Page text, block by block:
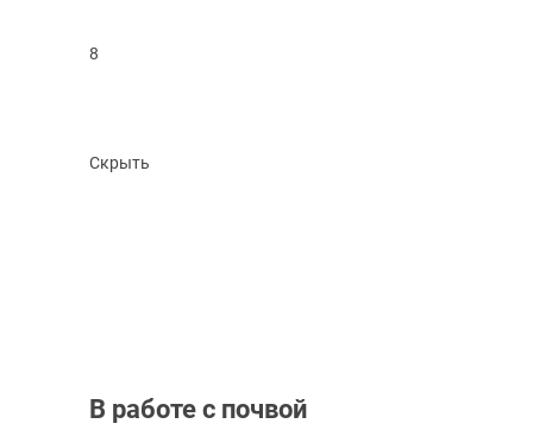
8
Скрыть
В работе с почвой